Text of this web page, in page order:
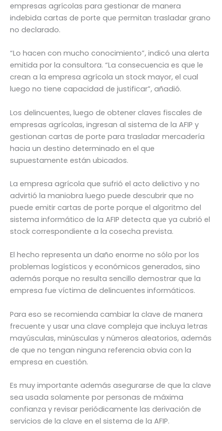
empresas agrícolas para gestionar de manera
indebida cartas de porte que permitan trasladar grano
no declarado.
“Lo hacen con mucho conocimiento”, indicó una alerta
emitida por la consultora. “La consecuencia es que le
crean a la empresa agrícola un stock mayor, el cual
luego no tiene capacidad de justificar”, añadió.
Los delincuentes, luego de obtener claves fiscales de
empresas agrícolas, ingresan al sistema de la AFIP y
gestionan cartas de porte para trasladar mercadería
hacia un destino determinado en el que
supuestamente están ubicados.
La empresa agrícola que sufrió el acto delictivo y no
advirtió la maniobra luego puede descubrir que no
puede emitir cartas de porte porque el algoritmo del
sistema informático de la AFIP detecta que ya cubrió el
stock correspondiente a la cosecha prevista.
El hecho representa un daño enorme no sólo por los
problemas logísticos y económicos generados, sino
además porque no resulta sencillo demostrar que la
empresa fue víctima de delincuentes informáticos.
Para eso se recomienda cambiar la clave de manera
frecuente y usar una clave compleja que incluya letras
mayúsculas, minúsculas y números aleatorios, además
de que no tengan ninguna referencia obvia con la
empresa en cuestión.
Es muy importante además asegurarse de que la clave
sea usada solamente por personas de máxima
confianza y revisar periódicamente las derivación de
servicios de la clave en el sistema de la AFIP.